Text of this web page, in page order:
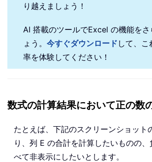
り越えましょう！
AI 搭載のツールでExcel の機能をさ
ょう。 今すぐダウンロード して、
率を体験してください！
数式の計算結果において正の数
たとえば、下記のスクリーンショット
り、列 E の合計を計算したいものの
べて非表示にしたいとします。